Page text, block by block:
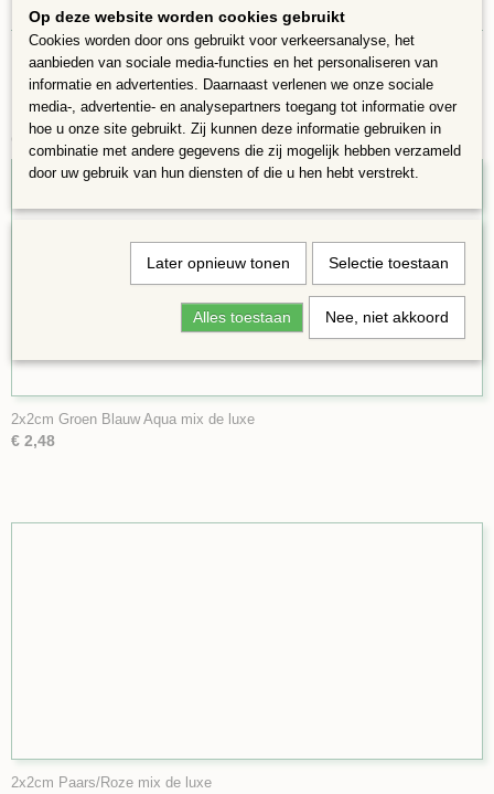
Ook interessant
2x2cm Groen Blauw Aqua mix de luxe
€ 2,48
2x2cm Paars/Roze mix de luxe
Op deze website worden cookies gebruikt
Cookies worden door ons gebruikt voor verkeersanalyse, het
aanbieden van sociale media-functies en het personaliseren van
informatie en advertenties. Daarnaast verlenen we onze sociale
media-, advertentie- en analysepartners toegang tot informatie over
hoe u onze site gebruikt. Zij kunnen deze informatie gebruiken in
combinatie met andere gegevens die zij mogelijk hebben verzameld
door uw gebruik van hun diensten of die u hen hebt verstrekt.
Later opnieuw tonen Selectie toestaan
Alles toestaan Nee, niet akkoord